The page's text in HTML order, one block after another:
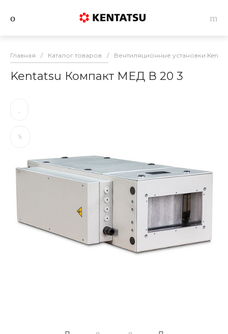
Главная / Каталог товаров / Вентиляционные установки
Kentatsu Компакт МЕД В 20 3